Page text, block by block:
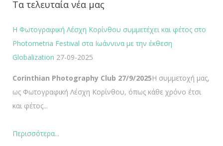
Τα τελευταία νέα μας
Η Φωτογραφική Λέσχη Κορίνθου συμμετέχει και φέτος στο
Photometria Festival στα Ιωάννινα με την έκθεση
Globalization 27-09-2025
Corinthian Photography Club 27/9/2025Η συμμετοχή μας,
ως Φωτογραφική Λέσχη Κορίνθου, όπως κάθε χρόνο έτσι
και φέτος...
Περισσότερα...